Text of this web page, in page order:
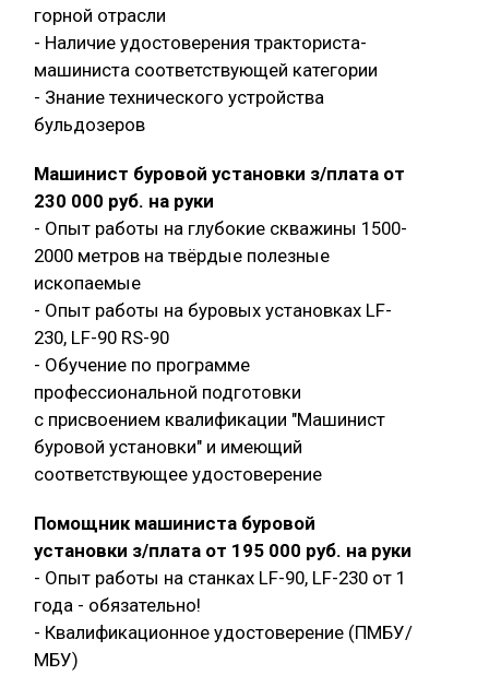
горной отрасли
- Наличие удостоверения тракториста-
машиниста соответствующей категории
- Знание технического устройства
бульдозеров
Машинист буровой установки з/плата от
230 000 руб. на руки
- Опыт работы на глубокие скважины 1500-
2000 метров на твёрдые полезные
ископаемые
- Опыт работы на буровых установках LF-
230, LF-90 RS-90
- Обучение по программе
профессиональной подготовки
с присвоением квалификации "Машинист
буровой установки" и имеющий
соответствующее удостоверение
Помощник машиниста буровой
установки з/плата от 195 000 руб. на руки
- Опыт работы на станках LF-90, LF-230 от 1
года - обязательно!
- Квалификационное удостоверение (ПМБУ/
МБУ)